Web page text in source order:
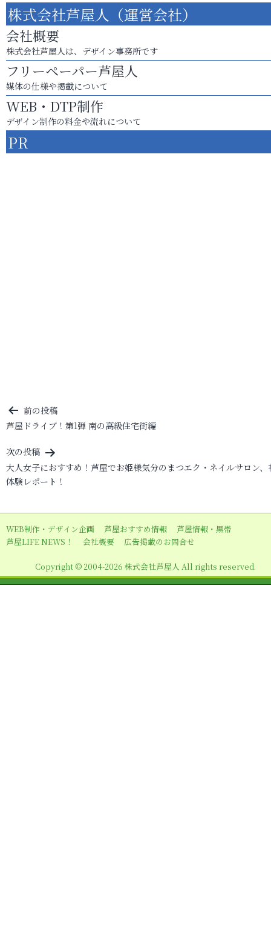
株式会社芦屋人（運営会社）
会社概要
株式会社芦屋人は、デザイン事務所です
フリーペーパー芦屋人
媒体の仕様や掲載について
WEB・DTP制作
デザイン制作の料金や流れについて
PR
投
稿
ナ
ビ
ゲ
シ
ョ
前の投稿
芦屋ドライブ！第1弾 南の高級住宅街編
次の投稿
大人女子におすすめ！芦屋でお姫様気分のまつエク・ネイルサロン、
体験レポート！
WEB制作・デザイン企画 芦屋おすすめ情報
芦屋情報・黒帯
芦屋LIFE NEWS！
会社概要 広告掲載のお問合せ
Copyright © 2004-2026 株式会社芦屋人 All rights reserved.